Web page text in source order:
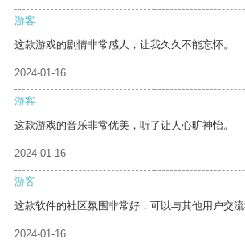
游客
这款游戏的剧情非常感人，让我久久不能忘怀。
2024-01-16
游客
这款游戏的音乐非常优美，听了让人心旷神怡。
2024-01-16
游客
这款软件的社区氛围非常好，可以与其他用户交流
2024-01-16